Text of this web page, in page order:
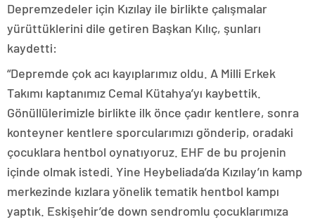
Depremzedeler için Kızılay ile birlikte çalışmalar
yürüttüklerini dile getiren Başkan Kılıç, şunları
kaydetti:
“Depremde çok acı kayıplarımız oldu. A Milli Erkek
Takımı kaptanımız Cemal Kütahya’yı kaybettik.
Gönüllülerimizle birlikte ilk önce çadır kentlere, sonra
konteyner kentlere sporcularımızı gönderip, oradaki
çocuklara hentbol oynatıyoruz. EHF de bu projenin
içinde olmak istedi. Yine Heybeliada’da Kızılay’ın kamp
merkezinde kızlara yönelik tematik hentbol kampı
yaptık. Eskişehir’de down sendromlu çocuklarımıza